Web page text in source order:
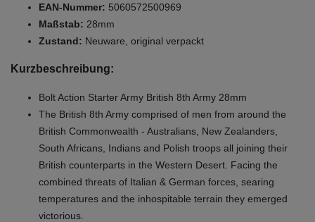
EAN-Nummer: 5060572500969
Maßstab: 28mm
Zustand: Neuware, original verpackt
Kurzbeschreibung:
Bolt Action Starter Army British 8th Army 28mm
The British 8th Army comprised of men from around the
British Commonwealth - Australians, New Zealanders,
South Africans, Indians and Polish troops all joining their
British counterparts in the Western Desert. Facing the
combined threats of Italian & German forces, searing
temperatures and the inhospitable terrain they emerged
victorious.